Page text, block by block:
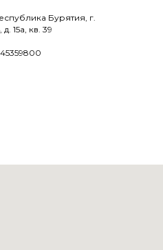
Бурятия, г.
15а, кв. 39